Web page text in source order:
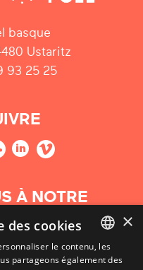
basque
Ustaritz
93 25 25
À NOTRE
S'abonner
BASQUE
×
des cookies
le contenu, les
partageons également des